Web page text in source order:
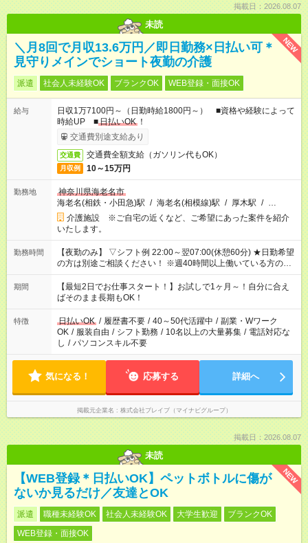
掲載日：2026.08.07
未読
NEW
＼月8回で月収13.6万円／即日勤務×日払い可＊
見守りメインでショート夜勤の介護
派遣 社会人未経験OK ブランクOK WEB登録・面接OK
給与
日収1万7100円～（日勤時給1800円～） ■資格や経験によって
時給UP ■日払いOK ！
交通費別途支給あり
交通費 交通費全額支給（ガソリン代もOK）
月収例 10～15万円
勤務地
神奈川県海老名市
海老名(相鉄・小田急)駅 / 海老名(相模線)駅 / 厚木駅 / …
介護施設 ※ご自宅の近くなど、ご希望にあった案件を紹介
いたします。
勤務時間
【夜勤のみ】 ▽シフト例 22:00～翌07:00(休憩60分) ★日勤希望
の方は別途ご相談ください！ ※週40時間以上働いている方のW
ワークはNG
期間
【最短2日でお仕事スタート！】お試しで1ヶ月～！自分に合え
ばそのまま長期もOK！
特徴 日払いOK / 履歴書不要 / 40～50代活躍中 / 副業・Wワーク
OK / 服装自由 / シフト勤務 / 10名以上の大量募集 / 電話対応な
し / パソコンスキル不要
気になる！ 応募する 詳細へ
掲載元企業名 株式会社ブレイブ（マイナビグループ）
掲載日：2026.08.07
未読
NEW
【WEB登録＊日払いOK】ペットボトルに傷が
ないか見るだけ／友達とOK
派遣 職種未経験OK 社会人未経験OK 大学生歓迎
ブランクOK
WEB登録・面接OK